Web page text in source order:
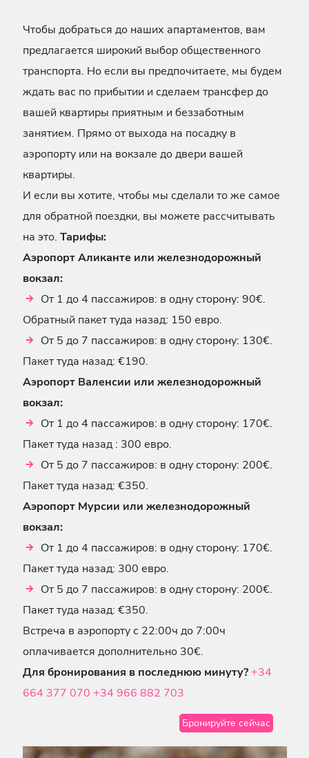
Чтобы добраться до наших апартаментов, вам
предлагается широкий выбор общественного
транспорта. Но если вы предпочитаете, мы будем
ждать вас по прибытии и сделаем трансфер до
вашей квартиры приятным и беззаботным
занятием. Прямо от выхода на посадку в
аэропорту или на вокзале до двери вашей
квартиры.
И если вы хотите, чтобы мы сделали то же самое
для обратной поездки, вы можете рассчитывать
на это. Тарифы:
Аэропорт Аликанте или железнодорожный
вокзал:
От 1 до 4 пассажиров: в одну сторону: 90€.
Обратный пакет туда назад: 150 евро.
От 5 до 7 пассажиров: в одну сторону: 130€.
Пакет туда назад: €190.
Аэропорт Валенсии или железнодорожный
вокзал:
От 1 до 4 пассажиров: в одну сторону: 170€.
Пакет туда назад : 300 евро.
От 5 до 7 пассажиров: в одну сторону: 200€.
Пакет туда назад: €350.
Аэропорт Мурсии или железнодорожный
вокзал:
От 1 до 4 пассажиров: в одну сторону: 170€.
Пакет туда назад: 300 евро.
От 5 до 7 пассажиров: в одну сторону: 200€.
Пакет туда назад: €350.
Встреча в аэропорту с 22:00ч до 7:00ч
оплачивается дополнительно 30€.
Для бронирования в последнюю минуту? +34
664 377 070 +34 966 882 703
Бронируйте сейчас